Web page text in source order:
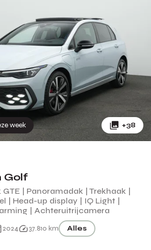
week +38
Golf
GTE | Panoramadak | Trekhaak |
| Head-up display | IQ Light |
| Achteruitrijcamera
2024 37.810 km Alles